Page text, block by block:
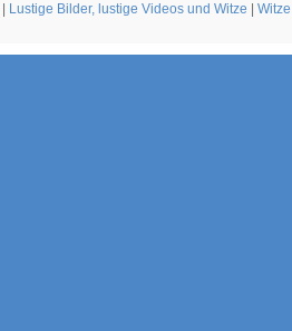
Lustige Bilder, lustige Videos und Witze Witze